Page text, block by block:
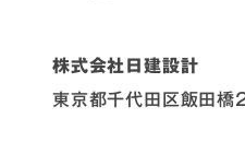
株式会社日建設計
東京都千代田区飯田